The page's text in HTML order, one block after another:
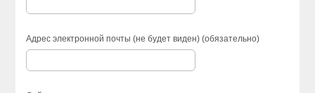
Адрес электронной почты (не будет виден) (обязательно)